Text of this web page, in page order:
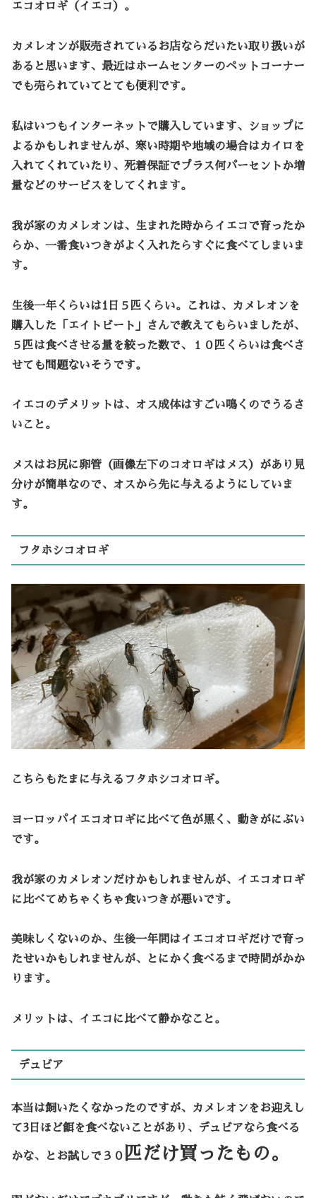
エコオロギ（イエコ）。
カメレオンが販売されているお店ならだいたい取り扱いが
あると思います、最近はホームセンターのペットコーナー
でも売られていてとても便利です。
私はいつもインターネットで購入しています、ショップに
よるかもしれませんが、寒い時期や地域の場合はカイロを
入れてくれていたり、死着保証でプラス何パーセントか増
量などのサービスをしてくれます。
我が家のカメレオンは、生まれた時からイエコで育ったか
らか、一番食いつきがよく入れたらすぐに食べてしまいま
す。
生後一年くらいは1日５匹くらい。これは、カメレオンを
購入した「 エイトビート
」さんで教えてもらいましたが、
５匹は食べさせる量を絞った数で、１０匹くらいは食べさ
せても問題ないそうです。
イエコのデメリットは、オス成体はすごい鳴くのでうるさ
いこと。
メスはお尻に卵管（画像左下のコオロギはメス）があり見
分けが簡単なので、オスから先に与えるようにしていま
す。
フタホシコオロギ
こちらもたまに与えるフタホシコオロギ。
ヨーロッパイエコオロギに比べて色が黒く、動きがにぶい
です。
我が家のカメレオンだけかもしれませんが、イエコオロギ
に比べてめちゃくちゃ食いつきが悪いです。
美味しくないのか、生後一年間はイエコオロギだけで育っ
たせいかもしれませんが、とにかく食べるまで時間がかか
ります。
メリットは、イエコに比べて静かなこと。
デュビア
本当は飼いたくなかったのですが、カメレオンをお迎えし
て3日ほど餌を食べないことがあり、デュビアなら食べる
かな、とお試しで３０ 匹だけ買ったもの。